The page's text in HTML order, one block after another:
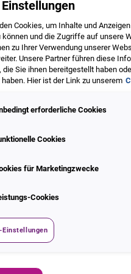
Kunden
Data Insights
Cookies, um Inhalte und
können und die Zugriffe auf unsere
zu Ihrer Verwendung unserer
Unsere Partner führen diese
die Sie ihnen bereitgestellt haben
Hier ist der Link zu unserem
erforderliche Cookies
Cookies
für Marketingzwecke
Cookies
Einstellungen